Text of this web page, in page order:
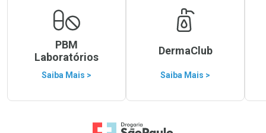
PBM
Laboratórios
Saiba Mais >
DermaClub
Saiba Mais >
Ir para a Home